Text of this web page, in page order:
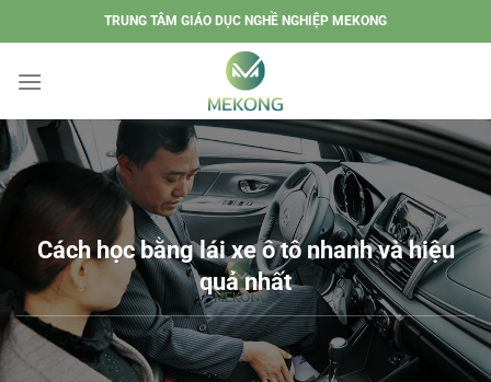
đến
dung
TRUNG TÂM GIÁO DỤC NGHỀ NGHIỆP MEKONG
Cách học bằng lái xe ô tô nhanh và hiệu
quả nhất